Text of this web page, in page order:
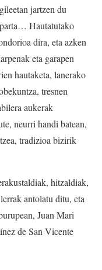
jartzen du
Hautatutako
dira, eta azken
eta garapen
hautaketa, lanerako
tresnen
aukerak
neurri handi batean,
tradizioa bizirik
hitzaldiak,
antolatu ditu, eta
Juan Mari
de San Vicente